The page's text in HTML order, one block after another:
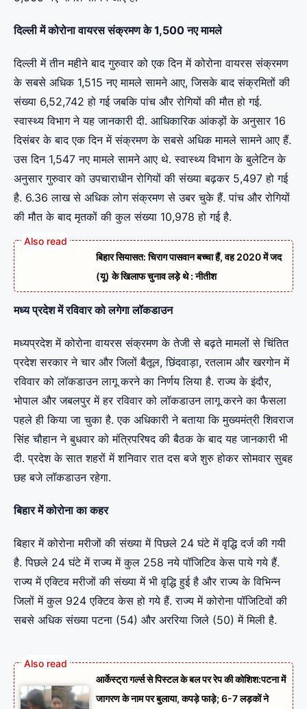
दिल्ली में कोरोना वायरस संक्रमण के 1,500 नए मामले
दिल्ली में तीन महीने बाद गुरुवार को एक दिन में कोरोना वायरस संक्रमण
के सबसे अधिक 1,515 नए मामले सामने आए, जिसके बाद संक्रमितों की
संख्या 6,52,742 हो गई जबकि पांच और रोगियों की मौत हो गई.
स्वास्थ्य विभाग ने यह जानकारी दी. आधिकारिक आंकड़ों के अनुसार 16
दिसंबर के बाद एक दिन में संक्रमण के सबसे अधिक मामले सामने आए हैं.
उस दिन 1,547 नए मामले सामने आए थे. स्वास्थ्य विभाग के बुलेटिन के
अनुसार गुरुवार को उपचाराधीन रोगियों की संख्या बढ़कर 5,497 हो गई
है. 6.36 लाख से अधिक लोग संक्रमण से उबर चुके हैं. पांच और रोगियों
की मौत के बाद मृतकों की कुल संख्या 10,978 हो गई है.
बिहार सियासत: चिराग पासवान बच्चा हैं, वह 2020 में जद
(यू) के खिलाफ चुनाव लड़े थे : नीतीश
मध्य प्रदेश में रविवार को लगेगा लॉकडाउन
मध्यप्रदेश में कोरोना वायरस संक्रमण के तेजी से बढ़ते मामलों से चिंतित
प्रदेश सरकार ने चार और जिलों बैतूल, छिंदवाड़ा, रतलाम और खरगोन में
रविवार को लॉकडाउन लागू करने का निर्णय लिया है. राज्य के इंदौर,
भोपाल और जबलपुर में हर रविवार को लॉकडाउन लागू करने का फैसला
पहले ही किया जा चुका है. एक अधिकारी ने बताया कि मुख्यमंत्री शिवराज
सिंह चौहान ने बुधवार को मंत्रिपरिषद की बैठक के बाद यह जानकारी भी
दी. प्रदेश के सात शहरों में शनिवार रात दस बजे शुरु होकर सोमवार सुबह
छह बजे लॉकडाउन रहेगा.
बिहार में कोरोना का कहर
बिहार में कोरोना मरीजों की संख्या में पिछले 24 घंटे में वृद्धि दर्ज की गयी
है. पिछले 24 घंटे में राज्य में कुल 258 नये पॉजिटिव केस पाये गये हैं.
राज्य में एक्टिव मरीजों की संख्या में भी वृद्धि हुई है और राज्य के विभिन्न
जिलों में कुल 924 एक्टिव केस हो गये हैं. राज्य में कोरोना पॉजिटिवों की
सबसे अधिक संख्या पटना (54) और अररिया जिले (50) में मिली है.
आर्केस्ट्रा गर्ल्स से पिस्टल के बल पर रेप की कोशिश:पटना में
जागरण के नाम पर बुलाया, कपड़े फाड़े; 6-7 लड़कों ने